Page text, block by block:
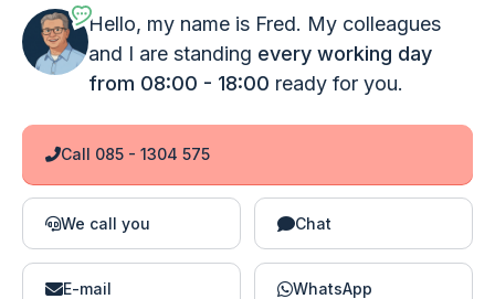
Hello, my name is Fred. My colleagues
and I are standing every working day
from 08:00 - 18:00 ready for you.
Call 085 - 1304 575
We call you Chat
E-mail WhatsApp